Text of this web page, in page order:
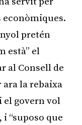
econòmiques.
pretén
està” el
al Consell de
la rebaixa
el govern vol
“suposo que